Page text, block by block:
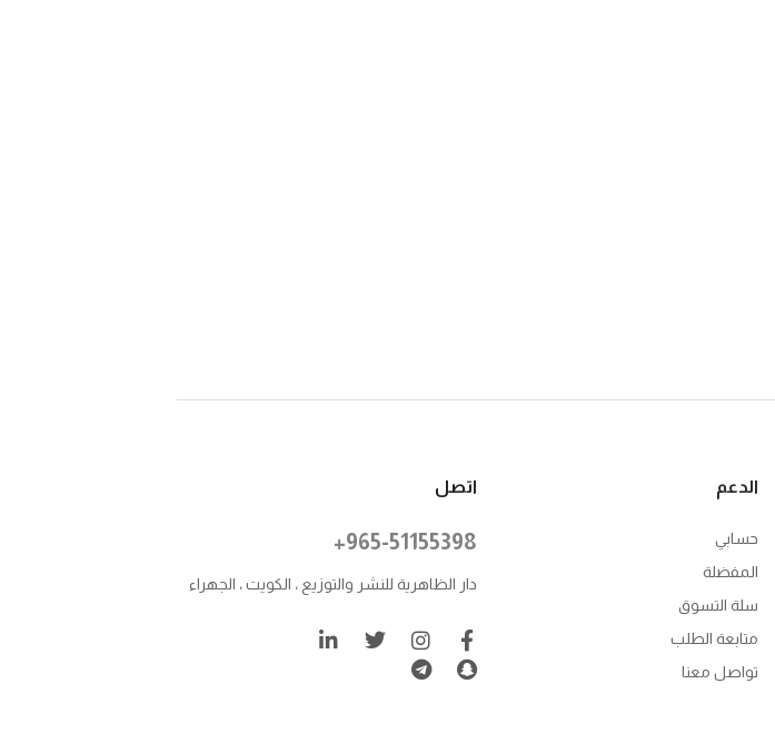
الدعم
حسابي
المفضلة
سلة التسوق
متابعة الطلب
تواصل معنا
اتصل
+965-51155398
دار الظاهرية للنشر والتوزيع ، الكويت ، الجهراء